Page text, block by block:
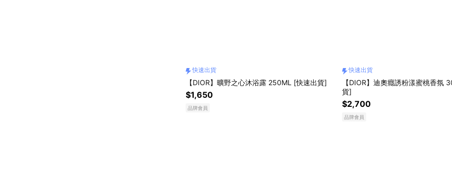
快速出貨
【DIOR】曠野之心沐浴露 250ML [快速出貨]
$1,650
品牌會員
快速出貨
【DIOR】迪奧癮誘粉漾蜜桃香氛
貨]
$2,700
品牌會員